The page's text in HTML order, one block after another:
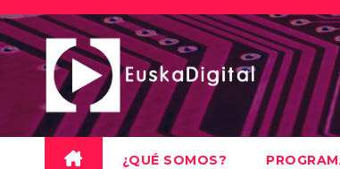
Saltar
al
contenido
¿QUÉ SOMOS?